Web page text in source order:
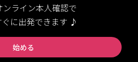
ンライン本人確認で
ぐに出発できます ♪
始める